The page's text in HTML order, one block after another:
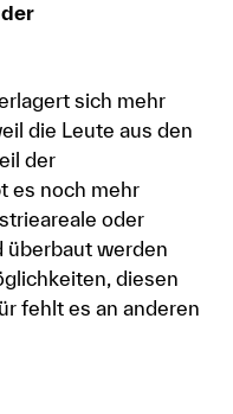
sich mehr
die Leute aus den
der
es noch mehr
oder
überbaut werden
diesen
fehlt es an anderen